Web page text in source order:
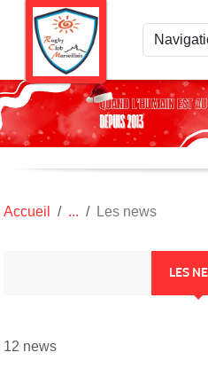
Accueil Les news
LES
12 news
Panneau de gestion des cookies